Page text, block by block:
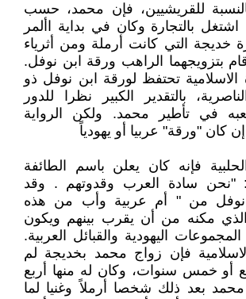
للقريشيين، فإن محمد، حسب
اشتغل بالتجارة وكان في بداية األمر
خديجة التي كانت أرملة ومن أثرياء
بتزويجهما الراهب ورقة ابن نوفل.
الاسلامية تحتفظ لورقة ابن نوفل ذو
بالتقدير الكبير نظرا للدور
في تأطير محمد. ولكن الرواية
إن كان "ورقة" عربيا أو يهودياً
فإنه كان يعلن باسم الطائفة
"نحن سادة العرب وقدوتهم . وقد
نوفل من " أم عربية وأب من هذه
الذي مكنه من أن يقرب بينهم ويكون
اليهودية والقبائل العربية.
فإن زواج محمد بخديجة لم
أو خمس سنوات، وكان له منها أربع
بعد ذلك شخصا أرملاً وغنيا لما